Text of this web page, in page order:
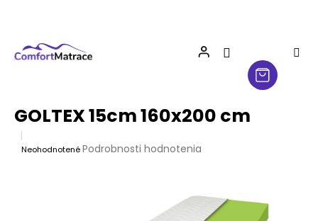
GOLTEX 15cm 160x200 cm
Priemerné
NeohodnotenéPodrobnosti hodnotenia